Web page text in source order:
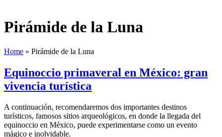
Pirámide de la Luna
Home » Pirámide de la Luna
Equinoccio primaveral en México: gran
vivencia turística
A continuación, recomendaremos dos importantes destinos
turísticos, famosos sitios arqueológicos, en donde la llegada del
equinoccio en México, puede experimentarse como un evento
mágico e inolvidable.